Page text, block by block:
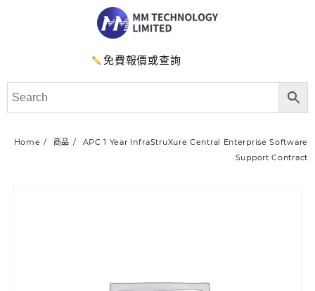
免費報價或查詢
Home 商品
APC 1 Year InfraStruXure Central Enterprise Software
Support Contract